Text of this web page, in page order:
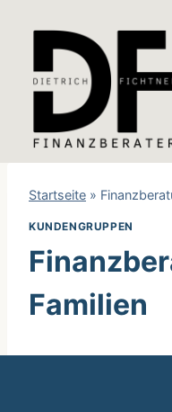
Inhalt
Startseite »
KUNDENGRUPPEN
Familien